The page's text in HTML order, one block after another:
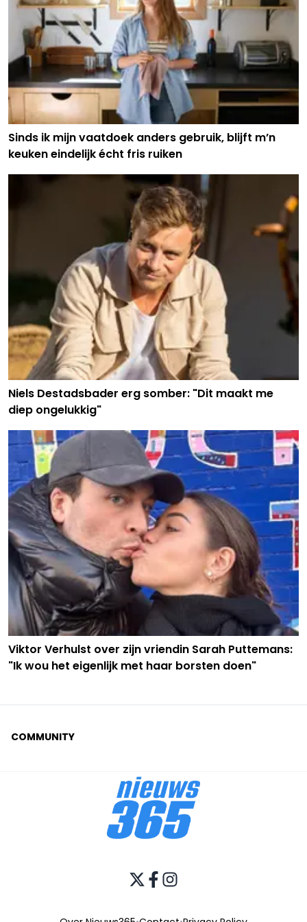
Sinds ik mijn vaatdoek anders gebruik, blijft m’n
keuken eindelijk écht fris ruiken
Niels Destadsbader erg somber: "Dit maakt me
diep ongelukkig"
Viktor Verhulst over zijn vriendin Sarah Puttemans:
"Ik wou het eigenlijk met haar borsten doen"
COMMUNITY